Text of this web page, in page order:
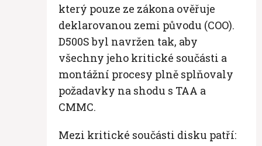
který pouze ze zákona ověřuje
deklarovanou zemi původu (COO).
D500S byl navržen tak, aby
všechny jeho kritické součásti a
montážní procesy plně splňovaly
požadavky na shodu s TAA a
CMMC.
Mezi kritické součásti disku patří: